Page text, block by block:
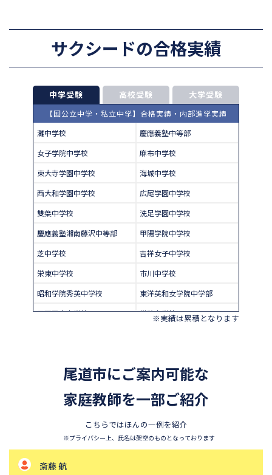
サクシードの合格実績
中学受験 高校受験 大学受験
【国公立中学・私立中学】合格実績・内部進学実績
灘中学校
慶應義塾中等部
女子学院中学校
麻布中学校
東大寺学園中学校
海城中学校
西大和学園中学校
広尾学園中学校
雙葉中学校
洗足学園中学校
慶應義塾湘南藤沢中等部
甲陽学院中学校
芝中学校
吉祥女子中学校
栄東中学校
市川中学校
昭和学院秀英中学校
東洋英和女学院中学部
四天王寺中学校
巣鴨中学校
東邦大学付属東邦中学校
須磨学園中学校
北嶺中学校
白百合学園中学校
東京農業大学第一高等学校中
立教新座中学校
桐朋中学校
※実績は累積となります
尾道市にご案内可能な
家庭教師を一部ご紹介
こちらではほんの一例を紹介
※プライバシー上、氏名は架空のものとなっております
斎藤 航